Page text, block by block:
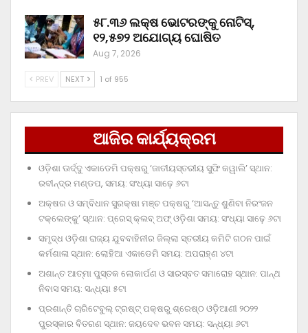
୫୮.୩୬ ଲକ୍ଷ ଭୋଟରଙ୍କୁ ନୋଟିସ୍‌,
୧୨,୫୭୨ ଅଯୋଗ୍ୟ ଘୋଷିତ
Aug 7, 2026
PREV NEXT 1 of 955
ଆଜିର କାର୍ଯ୍ୟକ୍ରମ
ଓଡ଼ିଶା ଊର୍ଦ୍ଦୁ ଏକାଡେମି ପକ୍ଷରୁ ‘ଜାତୀୟସ୍ତରୀୟ ସୁଫି କୱାଲି’ ସ୍ଥାନ:
ରବୀନ୍ଦ୍ର ମଣ୍ଡପ, ସମୟ: ସଂଧ୍ୟା ସାଢ଼େ ୬ଟା
ଅକ୍ଷର ଓ ସମ୍ବିଧାନ ସୁରକ୍ଷା ମଞ୍ଚ ପକ୍ଷରୁ ‘ଆସନ୍ତୁ ଶୁଣିବା ନିରଂଜନ
ଟକ୍‌ଲେଙ୍କୁ’ ସ୍ଥାନ: ପ୍ରେସ୍‌ କ୍ଲବ୍‌ ଅଫ୍‌ ଓଡ଼ିଶା ସମୟ: ସଂଧ୍ୟା ସାଢ଼େ ୬ଟା
ସମୃଦ୍ଧ ଓଡ଼ିଶା ରାଜ୍ୟ ଯୁବବାହିନୀର ଜିଲ୍ଲା ସ୍ତରୀୟ କମିଟି ଗଠନ ପାଇଁ
କର୍ମଶାଳା ସ୍ଥାନ: ଲୋହିଆ ଏକାଡେମି ସମୟ: ଅପରାହ୍‌ଣ ୪ଟା
ଅଶାନ୍ତ ଆତ୍ମା ପୁସ୍ତକ ଲୋକାର୍ପଣ ଓ ସାରସ୍ବତ ସମାରୋହ ସ୍ଥାନ: ପାନ୍ଥ
ନିବାସ ସମୟ: ସନ୍ଧ୍ୟା ୫ଟା
ପ୍ରଶାନ୍ତି ଚାରିଟେବୁଲ୍‌ ଟ୍ରଷ୍ଟ୍‌ ପକ୍ଷରୁ ଶ୍ରେଷ୍ଠ ଓଡ଼ିଆଣୀ ୨୦୨୨
ପୁରସ୍କାର ବିତରଣ ସ୍ଥାନ: ଜୟଦେବ ଭବନ ସମୟ: ସନ୍ଧ୍ୟା ୬ଟା